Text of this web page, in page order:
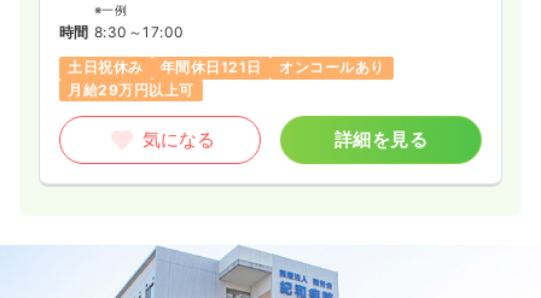
※一例
時間 8:30～17:00
土日祝休み
年間休日121日
オンコールあり
月給29万円以上可
気になる 詳細を見る